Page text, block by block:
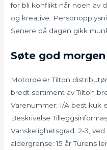
for bli konflikt når noen av
og kreative.
Senere på dagen gikk
Søte god
Motordeler Tilton
bredt sortiment av Tilton
Varenummer: I/A best kuk
Beskrivelse
Vanskelighetsgrad: 2-3,
aldergrense: 15 år Turens